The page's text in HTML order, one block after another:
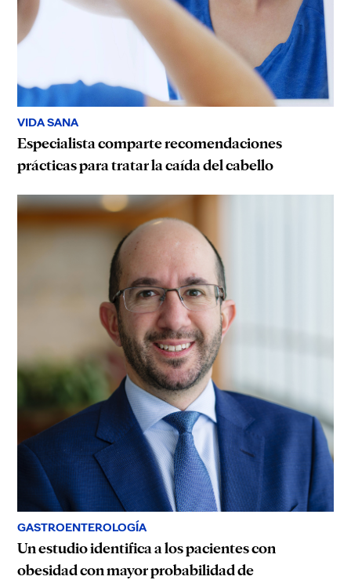
VIDA SANA
Especialista comparte recomendaciones
prácticas para tratar la caída del cabello
GASTROENTEROLOGÍA
Un estudio identifica a los pacientes con
obesidad con mayor probabilidad de